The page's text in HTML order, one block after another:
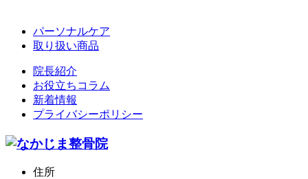
パーソナルケア
取り扱い商品
院長紹介
お役立ちコラム
新着情報
プライバシーポリシー
住所